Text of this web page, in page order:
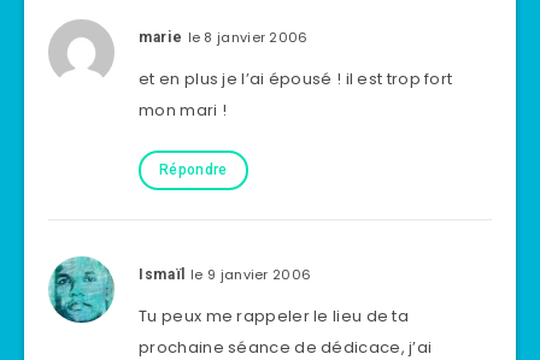
marie le 8 janvier 2006
et en plus je l’ai épousé ! il est trop fort
mon mari !
Répondre
Ismaïl le 9 janvier 2006
Tu peux me rappeler le lieu de ta
prochaine séance de dédicace, j’ai